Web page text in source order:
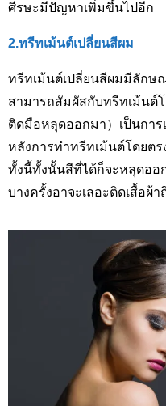
ศีรษะมีปัญหาเพิ่มขึ้นไปอีก
2.ทรีทเม้นต์เปลี่ยนสีผม
ทรีทเม้นต์เปลี่ยนสีผมมีลักษ
สามารถสัมผัสกับทรีทเม้นต์
ติดมือหลุดออกมา）เป็นกา
หลังการทำทรีทเม้นต์โดยต
ทั้งนี้ทั้งนั้นสีที่ได้ก็จะหลุดออ
บางครั้งอาจะเลอะติดเสื้อผ้